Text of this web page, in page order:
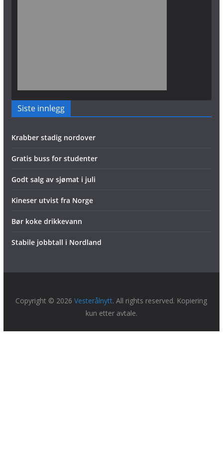
Siste innlegg
Krabber stadig nordover
Gratis buss for studenter
Godt salg av sjømat i juli
Kineser utvist fra Norge
Bør koke drikkevann
Stabile jobbtall i Nordland
Copyright © 2026Vesterålnytt. All rights reserved. Kopiering
kun etter avtale.